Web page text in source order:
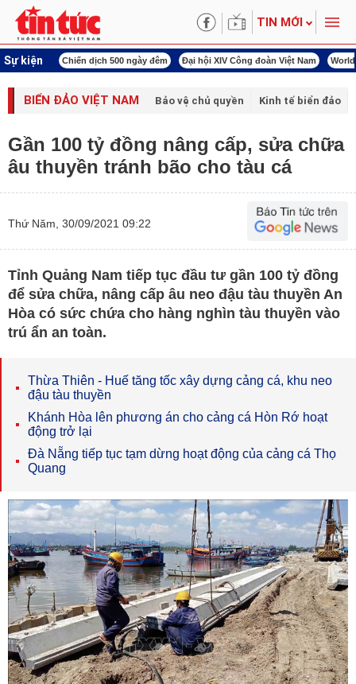
TIN MỚI
Sự kiện
mạng Chiến dịch 500 ngày đêm Đại hội XIV Công đoàn Việt Nam
BIỂN ĐẢO VIỆT NAM Bảo vệ chủ quyền Kinh tế biển đảo
Gần 100 tỷ đồng nâng cấp, sửa chữa
âu thuyền tránh bão cho tàu cá
Thứ Năm, 30/09/2021 09:22
Tỉnh Quảng Nam tiếp tục đầu tư gần 100 tỷ đồng
để sửa chữa, nâng cấp âu neo đậu tàu thuyền An
Hòa có sức chứa cho hàng nghìn tàu thuyền vào
trú ẩn an toàn.
Thừa Thiên - Huế tăng tốc xây dựng cảng cá, khu neo
đậu tàu thuyền
Khánh Hòa lên phương án cho cảng cá Hòn Rớ hoạt
động trở lại
Đà Nẵng tiếp tục tạm dừng hoạt động của cảng cá Thọ
Quang